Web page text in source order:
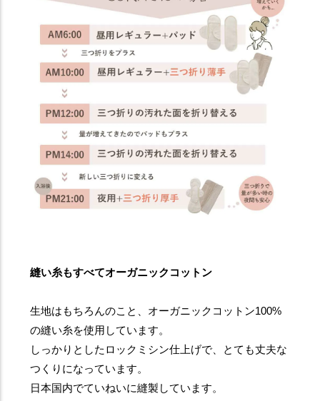
縫い糸もすべてオーガニックコットン
生地はもちろんのこと、オーガニックコットン100%
の縫い糸を使用しています。
しっかりとしたロックミシン仕上げで、とても丈夫な
つくりになっています。
日本国内でていねいに縫製しています。